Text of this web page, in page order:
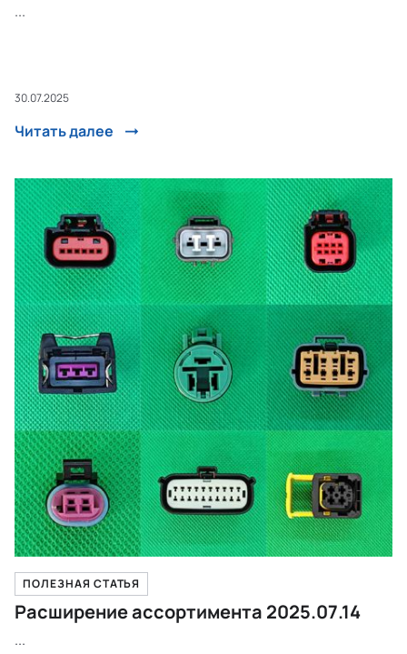
...
30.07.2025
Читать далее
ПОЛЕЗНАЯ СТАТЬЯ
Расширение ассортимента 2025.07.14
...